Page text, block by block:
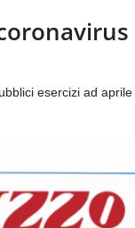
esercizi ad